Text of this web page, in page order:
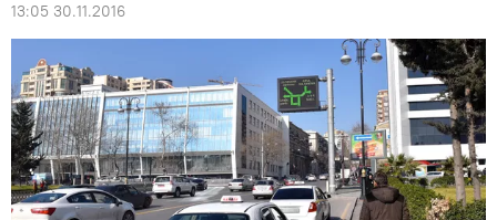
13:05 30.11.2016